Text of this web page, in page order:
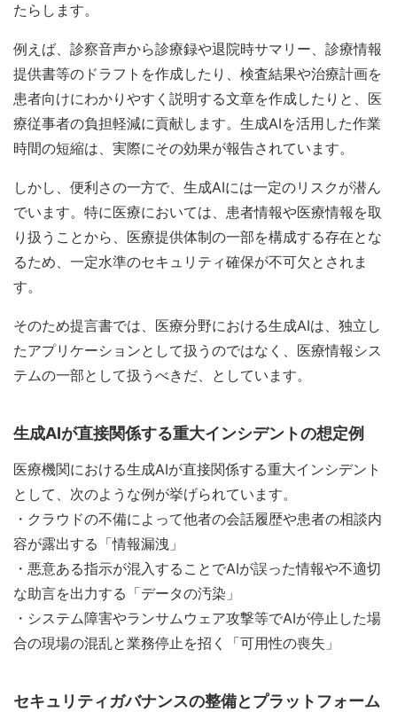
たらします。
例えば、診察音声から診療録や退院時サマリー、診療情報
提供書等のドラフトを作成したり、検査結果や治療計画を
患者向けにわかりやすく説明する文章を作成したりと、医
療従事者の負担軽減に貢献します。生成AIを活用した作業
時間の短縮は、実際にその効果が報告されています。
しかし、便利さの一方で、生成AIには一定のリスクが潜ん
でいます。特に医療においては、患者情報や医療情報を取
り扱うことから、医療提供体制の一部を構成する存在とな
るため、一定水準のセキュリティ確保が不可欠とされま
す。
そのため提言書では、医療分野における生成AIは、独立し
たアプリケーションとして扱うのではなく、医療情報シス
テムの一部として扱うべきだ、としています。
生成AIが直接関係する重大インシデントの想定例
医療機関における生成AIが直接関係する重大インシデント
として、次のような例が挙げられています。
・クラウドの不備によって他者の会話履歴や患者の相談内
容が露出する「情報漏洩」
・悪意ある指示が混入することでAIが誤った情報や不適切
な助言を出力する「データの汚染」
・システム障害やランサムウェア攻撃等でAIが停止した場
合の現場の混乱と業務停止を招く「可用性の喪失」
セキュリティガバナンスの整備とプラットフォーム